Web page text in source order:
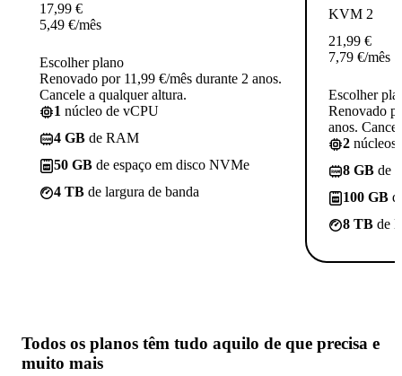
17,99 €
5,49 €/mês
Escolher plano
Renovado por 11,99 €/mês durante 2 anos.
Cancele a qualquer altura.
1 núcleo de vCPU
4 GB de RAM
50 GB de espaço em disco NVMe
4 TB de largura de banda
KVM 2
21,99 €
7,79 €/mês
Escolher
Renovado
anos.
2 núcleos
8 GB de
100 GB
8 TB de
Todos os planos têm tudo aquilo de que precisa e
muito mais